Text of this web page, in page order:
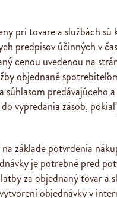
pri tovare a službách
predpisov účinných v
cenou uvedenou na
objednané
súhlasom predávajúceho
vypredania zásob,
základe potvrdenia
je potrebné pred
za objednaný tovar a
objednávky v